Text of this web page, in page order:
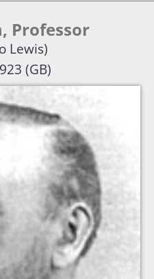
Professor
Lewis)
(GB)